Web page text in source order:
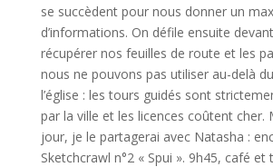
se succèdent pour nous donner un
d’informations. On défile ensuite
récupérer nos feuilles de route et les
nous ne pouvons pas utiliser au-delà
l’église : les tours guidés sont
par la ville et les licences coûtent cher.
jour, je le partagerai avec Natasha :
Sketchcrawl n°2 « Spui ». 9h45, café et